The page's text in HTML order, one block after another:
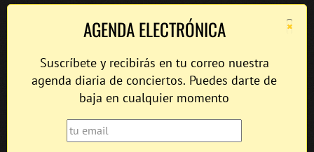
×
AGENDA ELECTRÓNICA
Suscríbete y recibirás en tu correo nuestra
agenda diaria de conciertos. Puedes darte de
baja en cualquier momento